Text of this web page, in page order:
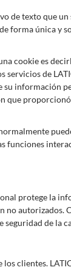
de texto que
forma única y
cookie es
servicios de
información
que
funciones
protege la
no autorizados.
de la
clientes.